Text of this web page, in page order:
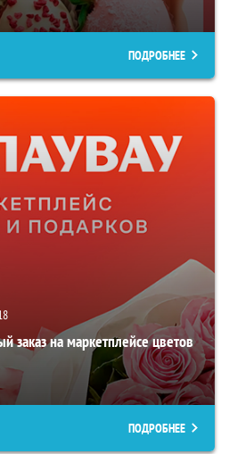
ПОДРОБНЕЕ
заказ на маркетплейсе цветов
ПОДРОБНЕЕ